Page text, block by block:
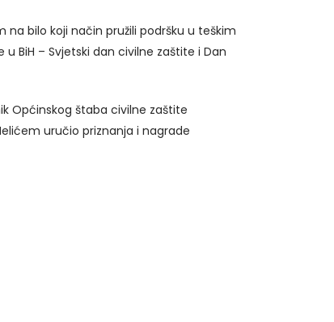
na bilo koji način pružili podršku u teškim
BiH – Svjetski dan civilne zaštite i Dan
Općinskog štaba civilne zaštite
uručio priznanja i nagrade